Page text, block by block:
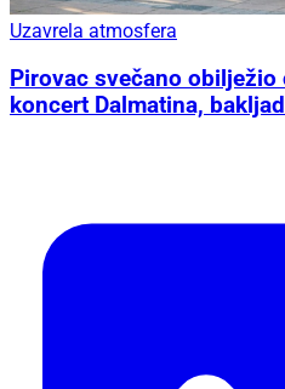
Uzavrela atmosfera
Pirovac svečano
koncert Dalmatina,